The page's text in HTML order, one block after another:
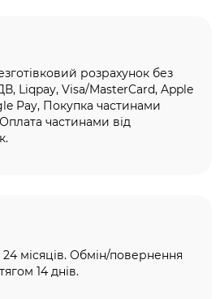
розрахунок без
Liqpay, Visa/MasterCard, Apple
Pay, Покупка частинами
частинами від
24 місяців. Обмін/повернення
14 днів.